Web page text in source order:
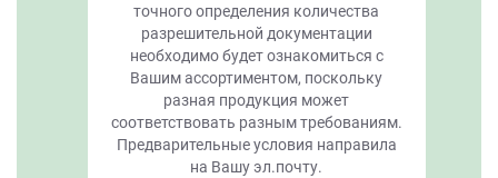
точного определения количества
разрешительной документации
необходимо будет ознакомиться с
Вашим ассортиментом, поскольку
разная продукция может
соответствовать разным требованиям.
Предварительные условия направила
на Вашу эл.почту.